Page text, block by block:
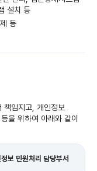
설치 등
등
임지고, 개인정보
을 위하여 아래와 같이
보 민원처리 담당부서